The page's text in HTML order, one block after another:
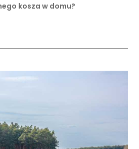
kosza w domu?